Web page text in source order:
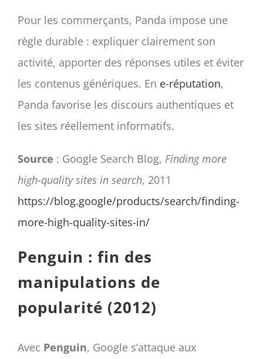
Pour les commerçants, Panda impose une
règle durable : expliquer clairement son
activité, apporter des réponses utiles et éviter
les contenus génériques. En e-réputation,
Panda favorise les discours authentiques et
les sites réellement informatifs.
Source : Google Search Blog, Finding more
high-quality sites in search, 2011
https://blog.google/products/search/finding-
more-high-quality-sites-in/
Penguin : fin des
manipulations de
popularité (2012)
Avec Penguin, Google s’attaque aux